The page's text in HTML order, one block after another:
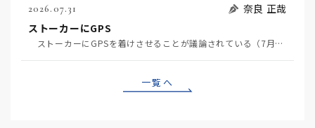
2026.07.31
奈良 正哉
ストーカーにGPS
ストーカーにGPSを着けさせることが議論されている（7月29日日経）。反対派は「ストーカーにも人権…
一覧へ